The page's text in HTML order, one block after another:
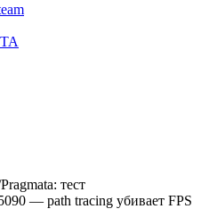
Pragmata: тест
— path tracing убивает FPS